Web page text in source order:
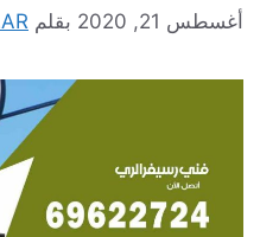
أغسطس 21, 2020 بقلم